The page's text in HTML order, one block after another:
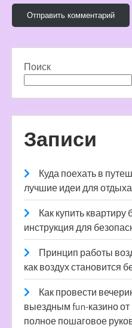
Поиск
Записи
Куда поехать в
лучшие идеи для
Как купить
инструкция для
Принцип работы
как воздух становится
Как провести
выездным fun-казино
полное пошаговое